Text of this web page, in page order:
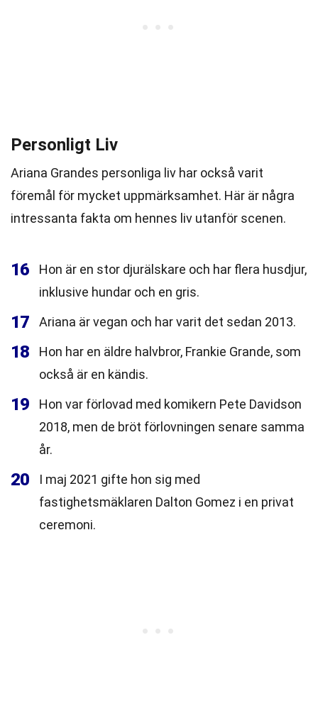
Personligt Liv
Ariana Grandes personliga liv har också varit
föremål för mycket uppmärksamhet. Här är några
intressanta fakta om hennes liv utanför scenen.
16
Hon är en stor djurälskare och har flera husdjur,
inklusive hundar och en gris.
17 Ariana är vegan och har varit det sedan 2013.
18
Hon har en äldre halvbror, Frankie Grande, som
också är en kändis.
19
Hon var förlovad med komikern Pete Davidson
2018, men de bröt förlovningen senare samma
år.
20
I maj 2021 gifte hon sig med
fastighetsmäklaren Dalton Gomez i en privat
ceremoni.